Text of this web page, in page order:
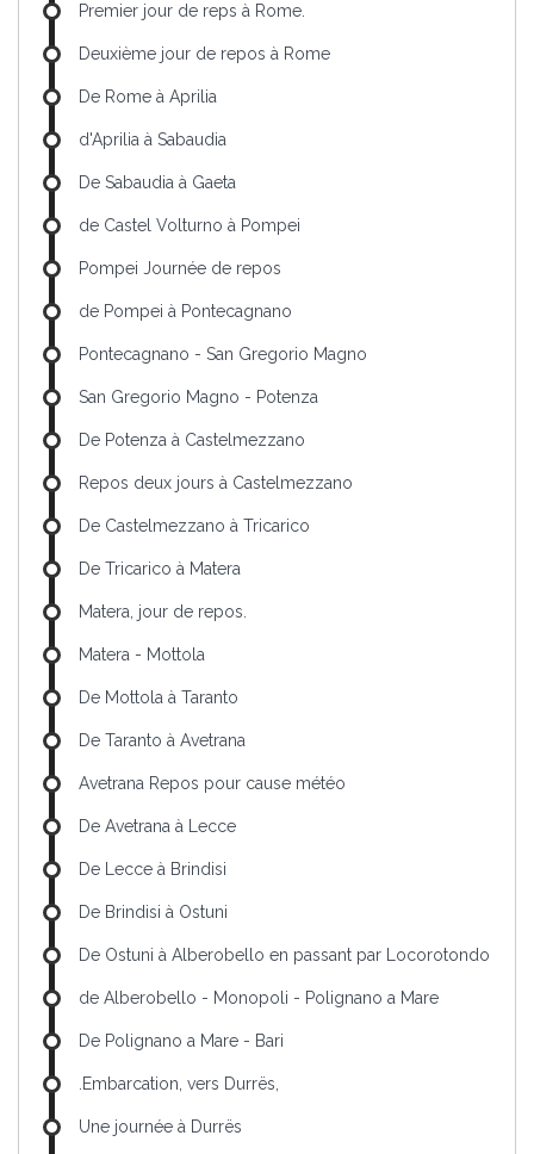
Premier jour de reps à Rome.
Deuxième jour de repos à Rome
De Rome à Aprilia
d'Aprilia à Sabaudia
De Sabaudia à Gaeta
de Castel Volturno à Pompei
Pompei Journée de repos
de Pompei à Pontecagnano
Pontecagnano - San Gregorio Magno
San Gregorio Magno - Potenza
De Potenza à Castelmezzano
Repos deux jours à Castelmezzano
De Castelmezzano à Tricarico
De Tricarico à Matera
Matera, jour de repos.
Matera - Mottola
De Mottola à Taranto
De Taranto à Avetrana
Avetrana Repos pour cause météo
De Avetrana à Lecce
De Lecce à Brindisi
De Brindisi à Ostuni
De Ostuni à Alberobello en passant par Locorotondo
de Alberobello - Monopoli - Polignano a Mare
De Polignano a Mare - Bari
.Embarcation, vers Durrës,
Une journée à Durrës